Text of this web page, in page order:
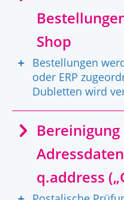
Shop
Bestellungen
oder ERP
Dubletten wird
q.address